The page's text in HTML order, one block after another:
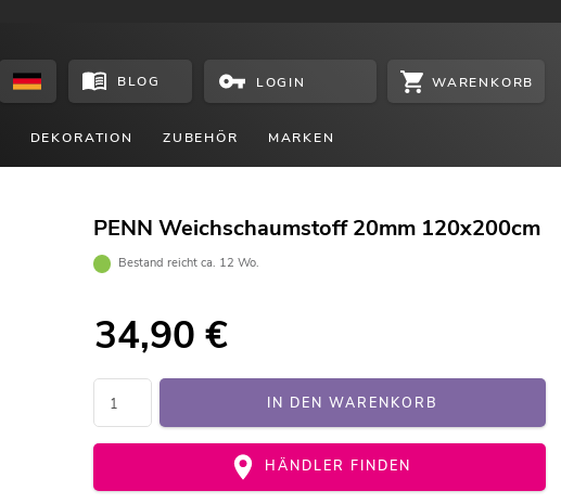
BLOG LOGIN WARENKORB
DEKORATION ZUBEHÖR MARKEN
PENN Weichschaumstoff 20mm 120x200cm
Bestand reicht ca. 12 Wo.
34,90 €
IN DEN WARENKORB
HÄNDLER FINDEN